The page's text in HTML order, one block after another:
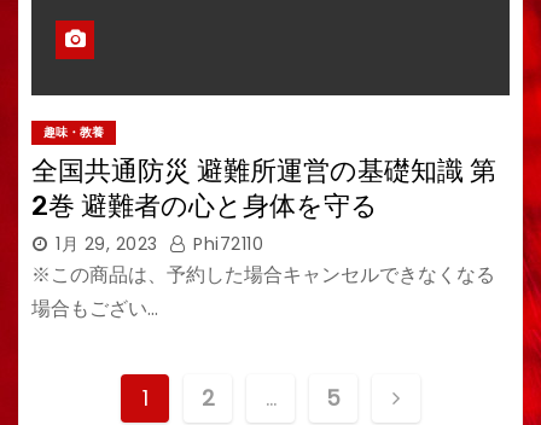
趣味・教養
全国共通防災 避難所運営の基礎知識 第
2巻 避難者の心と身体を守る
1月 29, 2023 Phi72110
※この商品は、予約した場合キャンセルできなくなる
場合もござい…
投1 2 … 5